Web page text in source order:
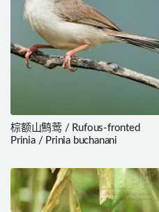
棕额山鹪莺 / Rufous-fronted
Prinia / Prinia buchanani